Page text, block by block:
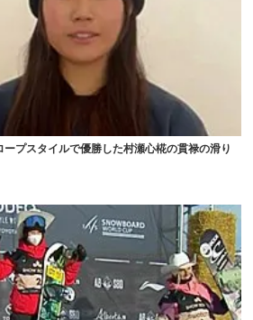
プスタイルで優勝した村瀬心椛の貫禄の滑り